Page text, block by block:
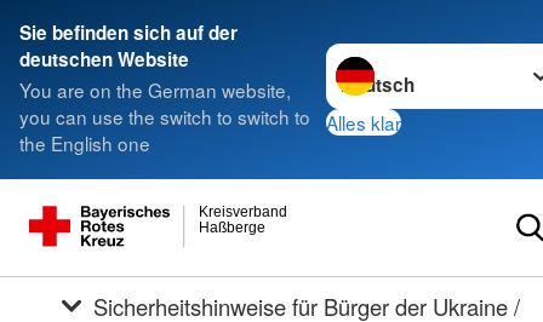
Sie befinden sich auf der
deutschen Website
You are on the German website,
you can use the switch to switch to
the English one
Sprache wechseln zu
Alles klar
Haßberge
Kreisverband